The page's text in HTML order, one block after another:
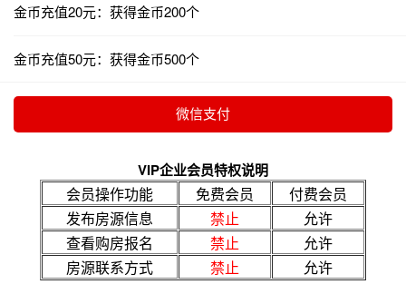
金币充值20元：获得金币200个
金币充值50元：获得金币500个
VIP企业会员特权说明
会员操作功能 免费会员
付费会员
发布房源信息
禁止
允许
查看购房报名
禁止
允许
房源联系方式
禁止 允许